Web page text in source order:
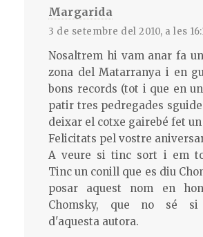
Margarida
3 de setembre del 2010, a les
Nosaltrem hi vam anar fa
zona del Matarranya i en
bons records (tot i que en
patir tres pedregades
deixar el cotxe gairebé fet
Felicitats pel vostre
A veure si tinc sort i em
Tinc un conill que es diu
posar aquest nom en
Chomsky, que no sé
d'aquesta autora.